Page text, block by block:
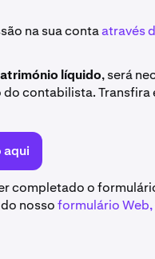
na sua contaatravés
líquido, será
contabilista. Transfira
aqui
completado o
nossoformulário Web,